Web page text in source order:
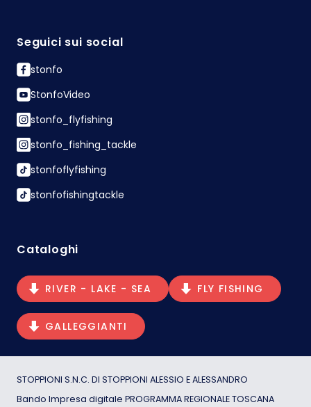
Seguici sui social
stonfo
StonfoVideo
stonfo_flyfishing
stonfo_fishing_tackle
stonfoflyfishing
stonfofishingtackle
Cataloghi
RIVER - LAKE - SEA FLY FISHING
GALLEGGIANTI
STOPPIONI S.N.C. DI STOPPIONI ALESSIO E ALESSANDRO
Bando Impresa digitale PROGRAMMA REGIONALE TOSCANA